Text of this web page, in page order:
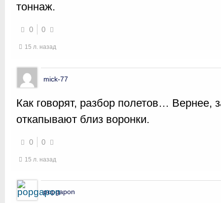
тоннаж.
0 0
15 л. назад
mick-77
Как говорят, разбор полетов… Вернее,
откапывают близ воронки.
0 0
15 л. назад
popgapon